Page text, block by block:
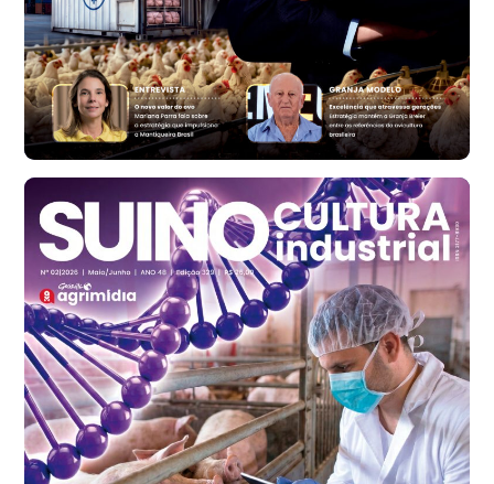
R$ 134,40
cx
Ovo Vermelho - Regional
Bastos (SP)
R$ 146,71
cx
Frango - Indicador
SP
R$ 7,13
kg
Frango - Indicador
SP
R$ 7,15
kg
Trigo Atacado - Regional
PR
R$ 1.417,12